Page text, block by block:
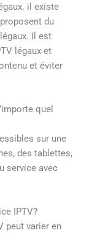
il existe
du
Il est
légaux et
et éviter
quel
sur une
des tablettes,
service avec
IPTV?
peut varier en